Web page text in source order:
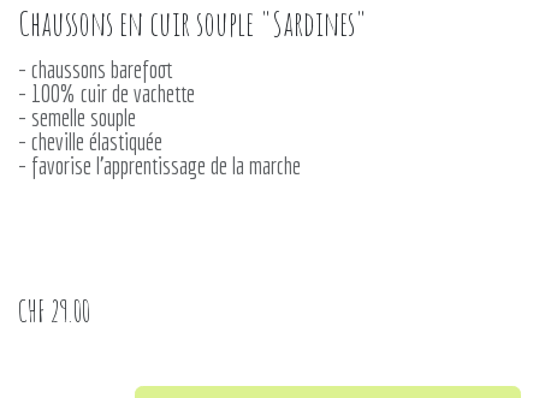
Chaussons en cuir souple "Sardines"
– chaussons barefoot
– 100% cuir de vachette
– semelle souple
– cheville élastiquée
– favorise l’apprentissage de la marche
CHF 29.00